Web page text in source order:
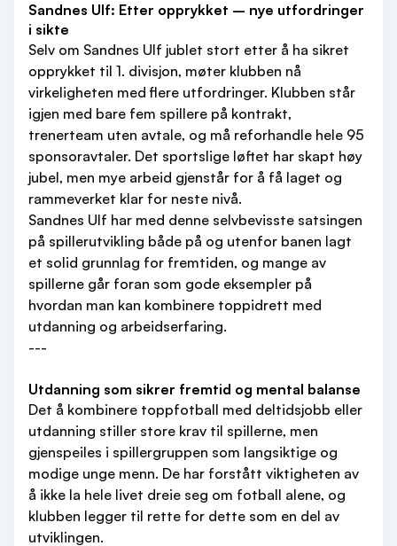
Sandnes Ulf: Etter opprykket – nye utfordringer
i sikte
Selv om Sandnes Ulf jublet stort etter å ha sikret
opprykket til 1. divisjon, møter klubben nå
virkeligheten med flere utfordringer. Klubben står
igjen med bare fem spillere på kontrakt,
trenerteam uten avtale, og må reforhandle hele 95
sponsoravtaler. Det sportslige løftet har skapt høy
jubel, men mye arbeid gjenstår for å få laget og
rammeverket klar for neste nivå.
Sandnes Ulf har med denne selvbevisste satsingen
på spillerutvikling både på og utenfor banen lagt
et solid grunnlag for fremtiden, og mange av
spillerne går foran som gode eksempler på
hvordan man kan kombinere toppidrett med
utdanning og arbeidserfaring.
---
Utdanning som sikrer fremtid og mental balanse
Det å kombinere toppfotball med deltidsjobb eller
utdanning stiller store krav til spillerne, men
gjenspeiles i spillergruppen som langsiktige og
modige unge menn. De har forstått viktigheten av
å ikke la hele livet dreie seg om fotball alene, og
klubben legger til rette for dette som en del av
utviklingen.